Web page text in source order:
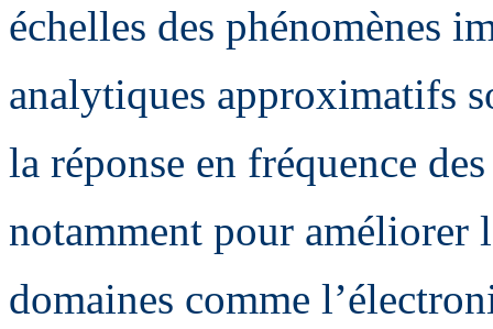
échelles des phénomènes
analytiques approximatifs
la réponse en fréquence
notamment pour améliorer
domaines comme